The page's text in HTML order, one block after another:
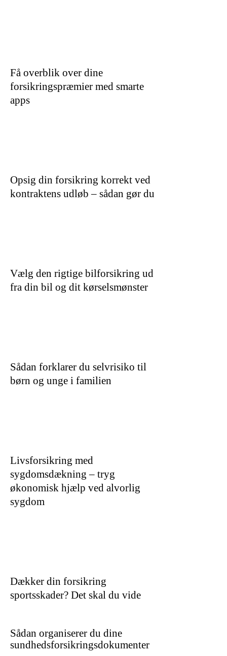
Få overblik over dine
forsikringspræmier med smarte
apps
Opsig din forsikring korrekt ved
kontraktens udløb – sådan gør du
Vælg den rigtige bilforsikring ud
fra din bil og dit kørselsmønster
Sådan forklarer du selvrisiko til
børn og unge i familien
Livsforsikring med
sygdomsdækning – tryg
økonomisk hjælp ved alvorlig
sygdom
Dækker din forsikring
sportsskader? Det skal du vide
Sådan organiserer du dine
sundhedsforsikringsdokumenter